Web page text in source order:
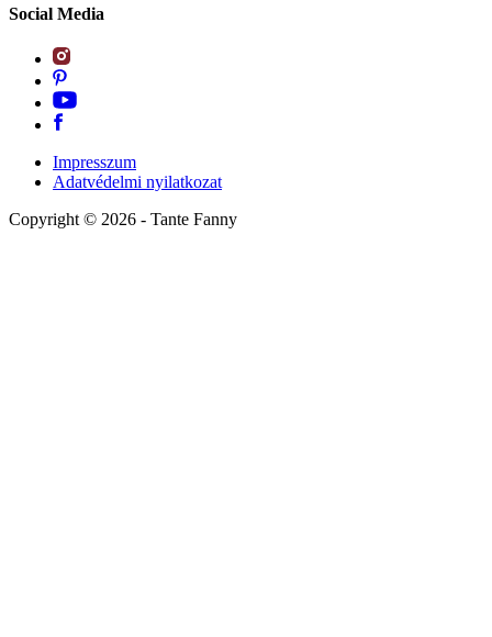
Social Media
Impresszum
Adatvédelmi nyilatkozat
Copyright © 2026 - Tante Fanny